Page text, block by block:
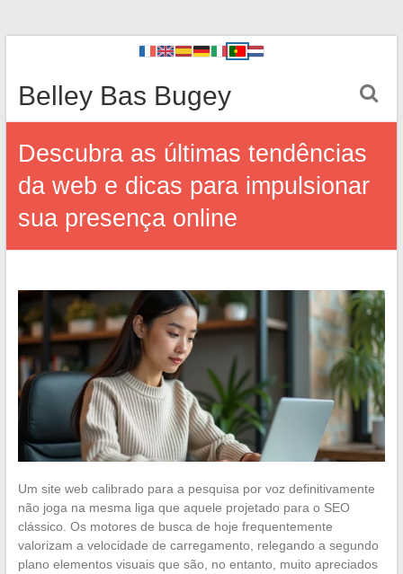
Belley Bas Bugey
Descubra as últimas tendências
da web e dicas para impulsionar
sua presença online
Um site web calibrado para a pesquisa por voz definitivamente
não joga na mesma liga que aquele projetado para o SEO
clássico. Os motores de busca de hoje frequentemente
valorizam a velocidade de carregamento, relegando a segundo
plano elementos visuais que são, no entanto, muito apreciados